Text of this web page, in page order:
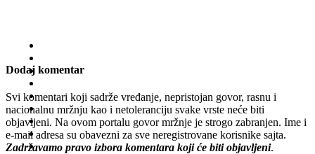
Dodaj komentar
Svi komentari koji sadrže vređanje, nepristojan govor, rasnu i
nacionalnu mržnju kao i netoleranciju svake vrste neće biti
objavljeni. Na ovom portalu govor mržnje je strogo zabranjen. Ime i
e-mail adresa su obavezni za sve neregistrovane korisnike sajta.
Zadržavamo pravo izbora komentara koji će biti objavljeni.